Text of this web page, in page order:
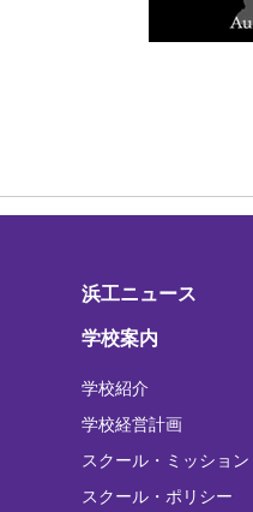
浜工ニュース
学校案内
学校紹介
学校経営計画
スクール・ミッション
スクール・ポリシー